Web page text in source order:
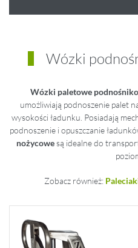
Wózki
Wózki paletowe
umożliwiają podnoszenie palet
wysokości ładunku. Posiadają
podnoszenie i opuszczanie
nożycowesą idealne do
Zobacz również: